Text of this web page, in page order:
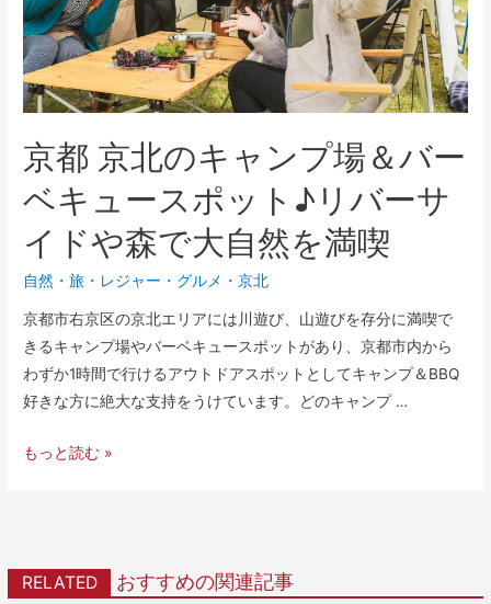
京都 京北のキャンプ場＆バー
ベキュースポット♪リバーサ
イドや森で大自然を満喫
自然 ・旅・レジャー ・ グルメ ・京北
京都市右京区の京北エリアには川遊び、山遊びを存分に満喫で
きるキャンプ場やバーベキュースポットがあり、京都市内から
わずか1時間で行けるアウトドアスポットとしてキャンプ＆BBQ
好きな方に絶大な支持をうけています。どのキャンプ …
もっと読む »
RELATED おすすめの関連記事